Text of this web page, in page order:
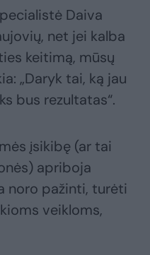
Daiva
net jei kalba
keitimą, mūsų
„Daryk tai, ką jau
bus rezultatas“.
įsikibę (ar tai
apriboja
noro pažinti, turėti
veikloms,